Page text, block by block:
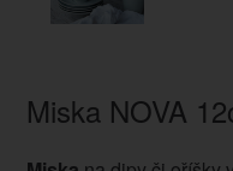
Miska NOVA